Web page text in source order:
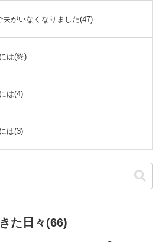
夫がいなくなりました(47)
は(終)
は(4)
は(3)
た日々(66)